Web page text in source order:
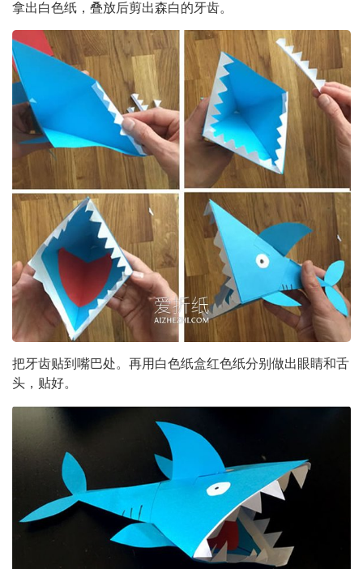
拿出白色纸，叠放后剪出森白的牙齿。
把牙齿贴到嘴巴处。再用白色纸盒红色纸分别做出眼睛和舌
头，贴好。